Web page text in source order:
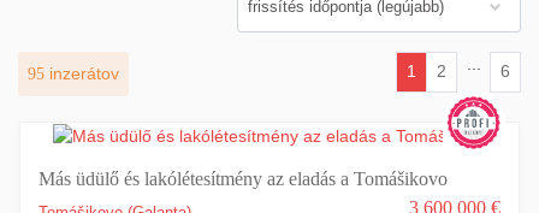
95 inzerátov
1
(current)
2 6
Más üdülő és lakólétesítmény az eladás a Tomášikovo
3 600 000 €